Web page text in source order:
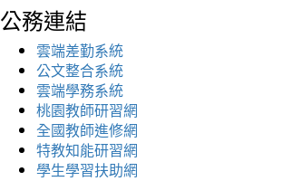
公務連結
雲端差勤系統
公文整合系統
雲端學務系統
桃園教師研習網
全國教師進修網
特教知能研習網
學生學習扶助網